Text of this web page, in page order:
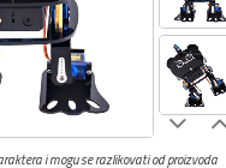
i mogu se razlikovati od proizvoda